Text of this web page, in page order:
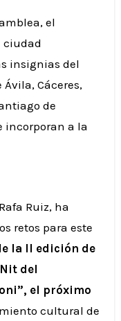
el
ciudad
insignias del
Ávila, Cáceres,
de
incorporan a la
Ruiz, ha
retos para este
la II edición de
del
el próximo
cultural de